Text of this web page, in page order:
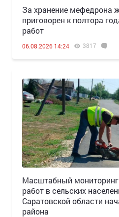
За хранение мефедрона
приговорен к полтора
работ
06.08.2026 14:24 3817
Масштабный
работ в сельских
Саратовской области
района